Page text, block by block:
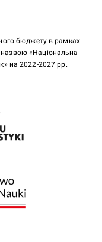
бюджету в рамках
назвою «Національна
на 2022-2027 рр.